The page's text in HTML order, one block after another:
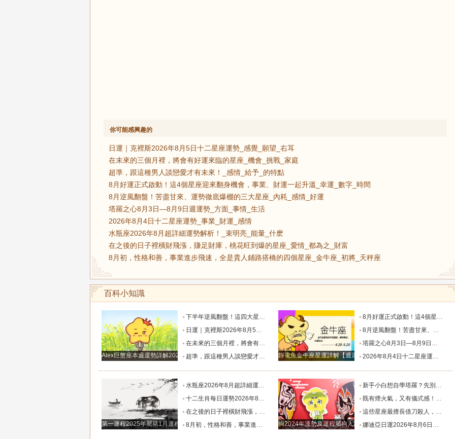
你可能感興趣的
日運｜克裡斯2026年8月5日十二星座運勢_感覺_願望_右耳
在未來的三個月裡，將會有好運來臨的星座_機會_挑戰_家庭
超準，跟這種男人談戀愛才有未來！_感情_給予_的特點
8月好運正式啟動！這4個星座迎來翻身機會，事業、財運一起升溫_幸運_數字_時間
8月逆風翻盤！苦盡甘來、運勢徹底爆棚的三大星座_內耗_感情_好運
塔羅之心8月3日—8月9日週運勢_方面_事情_生活
2026年8月4日十二星座運勢_事業_財運_感情
水瓶座2026年8月超詳細運勢解析！_束明亮_能量_什麽
在之後的日子裡橫財飛漲，賺足財庫，桃花旺到爆的星座_愛情_都為之_財富
8月初，性格和善，事業進步飛速，全是貴人鋪路搭橋的四個星座_金牛座_初將_天秤座
百科小知識
Alex巨蟹座本週運勢詳解2024.12.23-12.29
下半年逆風翻盤！這四大星座將迎來命運轉折點_星象_相位_機會
日運｜克裡斯2026年8月5日十二星座運勢_感覺_願望_右耳
在未來的三個月裡，將會有好運來臨的星座_機會_挑戰_家庭
超準，跟這種男人談戀愛才有未來！_感情_給予_的特點
靜電魚金牛座星運詳解【週運2024年12月9日-12月15日】
8月好運正式啟動！這4個星座迎來翻身機會，事業、財運一起升溫_幸運_數字_時間
8月逆風翻盤！苦盡甘來、運勢徹底爆棚的三大星座_內耗_感情_好運
塔羅之心8月3日—8月9日週運勢_方面_事情_生活
2026年8月4日十二星座運勢_事業_財運_感情
第一運程2025年屬豬1月運程解析
水瓶座2026年8月超詳細運勢解析！_束明亮_能量_什麽
十二生肖每日運勢2026年8月4日_幸運_綜合_物品
在之後的日子裡橫財飛漲，賺足財庫，桃花旺到爆的星座_愛情_都為之_財富
8月初，性格和善，事業進步飛速，全是貴人鋪路搭橋的四個星座_金牛座_初將_天秤座
狗2024年運勢及運程屬狗人2024運勢好嗎
新手小白想自學塔羅？先別急著買牌，這份書單和真心話請收好_職業_客人_門店
既有煙火氣，又有儀式感！這三個生肖，最擅長把日子過成詩！_生活_習慣_屬雞
這些星座最擅長借刀殺人，背後使絆子從不手軟_雙子座_能在_心思
娜迪亞日運2026年8月6日週四每日星座運勢_數字_相關_情緒